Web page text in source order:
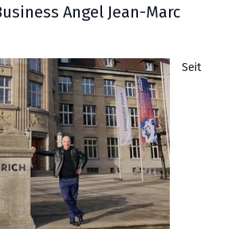
Angel Jean-Marc
Seit